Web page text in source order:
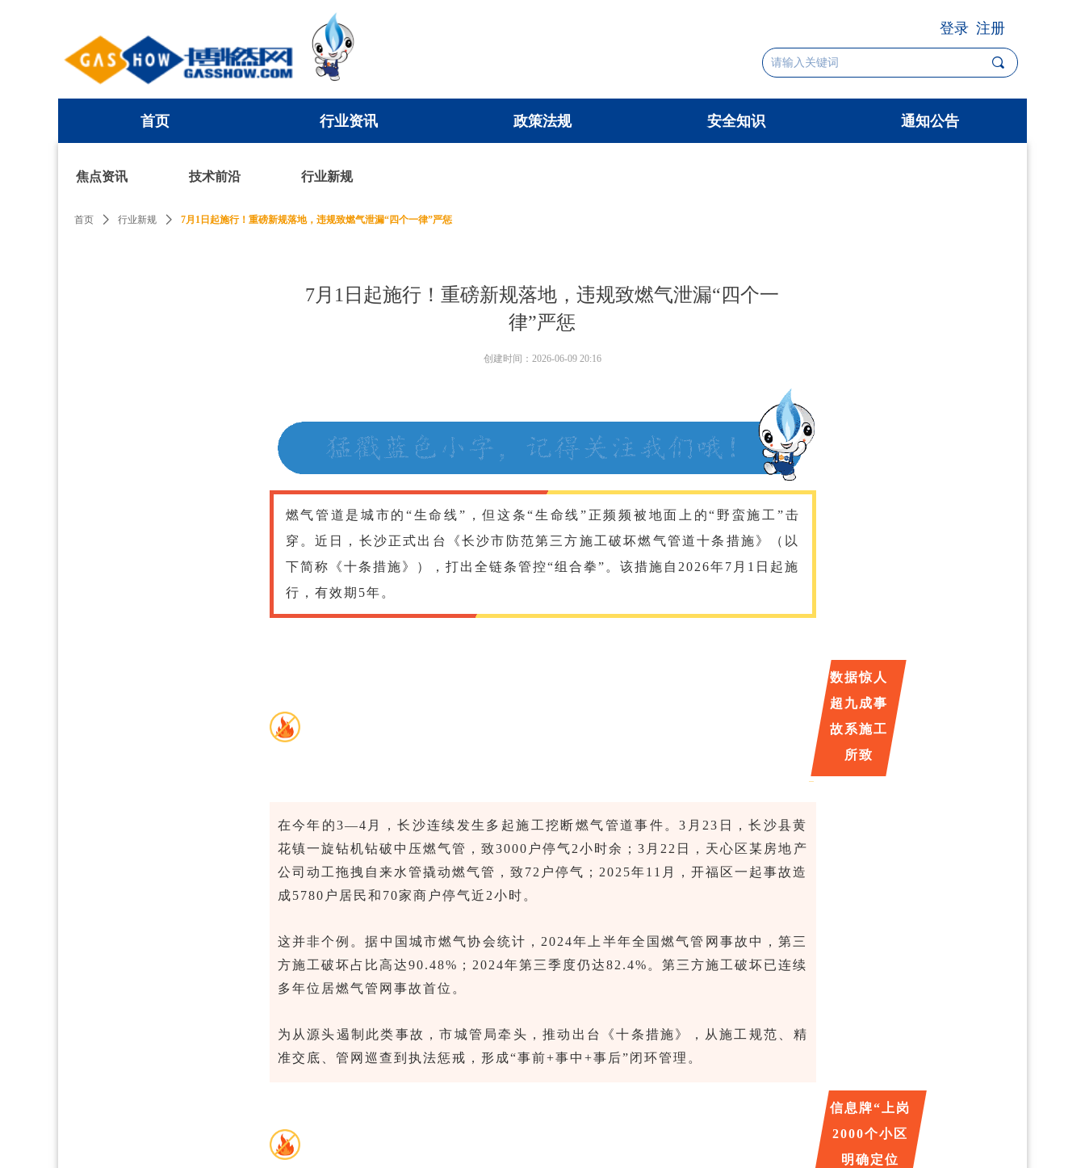
끠
登录 注册
首页 行业资讯
行业资讯
政策法规 安全知识 通知公告
焦点资讯 技术前沿 行业新规
首页 ꄲ 行业新规 ꄲ 7月1日起施行！重磅新规落地，违规致燃气泄漏“四个一律”严惩
7月1日起施行！重磅新规落地，违规致燃气泄漏“四个一
律”严惩
创建时间： 2026-06-09 20:16
燃气管道是城市的“生命线”，但这条“生命线”正频频被地面上的“野蛮施工”击
穿。近日，长沙正式出台《长沙市防范第三方施工破坏燃气管道十条措施》（以
下简称《十条措施》），打出全链条管控“组合拳”。该措施自2026年7月1日起施
行，有效期5年。
数据惊人
超九成事
故系施工
所致
在今年的3—4月，长沙连续发生多起施工挖断燃气管道事件。3月23日，长沙县黄
花镇一旋钻机钻破中压燃气管，致3000户停气2小时余；3月22日，天心区某房地产
公司动工拖拽自来水管撬动燃气管，致72户停气；2025年11月，开福区一起事故造
成5780户居民和70家商户停气近2小时。
这并非个例。据中国城市燃气协会统计，2024年上半年全国燃气管网事故中，第三
方施工破坏占比高达90.48%；2024年第三季度仍达82.4%。第三方施工破坏已连续
多年位居燃气管网事故首位。
为从源头遏制此类事故，市城管局牵头，推动出台《十条措施》，从施工规范、精
准交底、管网巡查到执法惩戒，形成“事前+事中+事后”闭环管理。
信息牌“上岗
2000个小区
明确定位